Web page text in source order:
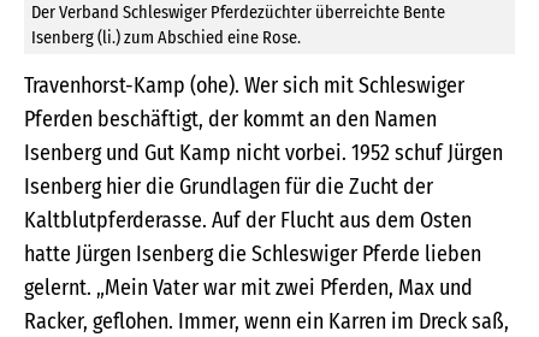
Der Verband Schleswiger Pferdezüchter überreichte Bente
Isenberg (li.) zum Abschied eine Rose.
Travenhorst-Kamp (ohe). Wer sich mit Schleswiger
Pferden beschäftigt, der kommt an den Namen
Isenberg und Gut Kamp nicht vorbei. 1952 schuf Jürgen
Isenberg hier die Grundlagen für die Zucht der
Kaltblutpferderasse. Auf der Flucht aus dem Osten
hatte Jürgen Isenberg die Schleswiger Pferde lieben
gelernt. „Mein Vater war mit zwei Pferden, Max und
Racker, geflohen. Immer, wenn ein Karren im Dreck saß,